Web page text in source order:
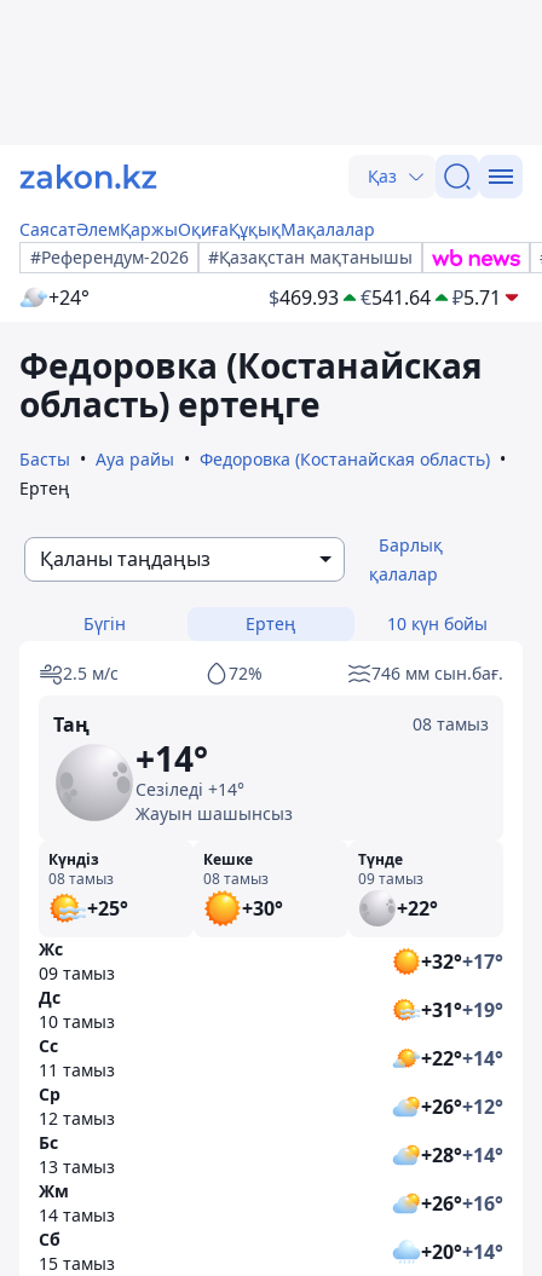
Қаз
СаясатӘлемҚаржыОқиғаҚұқықМақалалар
#Референдум-2026
#Қазақстан мақтанышы
+24° $469.93 €541.64 ₽5.71
Федоровка (Костанайская
область) ертеңге
Басты Ауа райы
Федоровка (Костанайская область)
Ертең
Қаланы таңдаңыз
Барлық
қалалар
Бүгін Ертең 10 күн бойы
2.5 м/с 72% 746 мм сын.бағ.
Таң 08 тамыз
+14°
Сезіледі +14°
Жауын шашынсыз
Күндіз
08 тамыз
+25°
Кешке
08 тамыз
+30°
Түнде
09 тамыз
+22°
Жс
09 тамыз
+32°+17°
Дс
10 тамыз
+31°+19°
Сс
11 тамыз
+22°+14°
Ср
12 тамыз
+26°+12°
Бс
13 тамыз
+28°+14°
Жм
14 тамыз
+26°+16°
Сб
15 тамыз
+20°+14°